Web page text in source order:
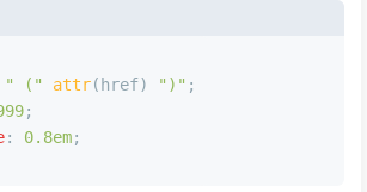
" (" attr(href) ")" ;
;
: 0.8em;